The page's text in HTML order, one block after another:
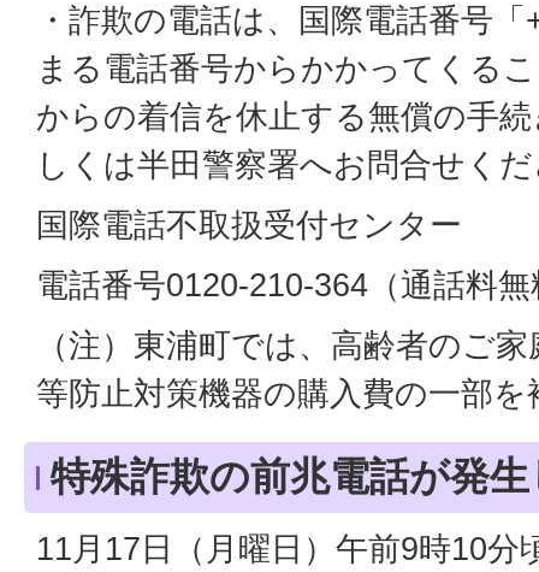
・詐欺の電話は、国際電話番号
まる電話番号からかかってくる
からの着信を休止する無償の手
しくは半田警察署へお問合せく
国際電話不取扱受付センター
電話番号0120-210-364（通話料無
（注）東浦町では、高齢者のご
等防止対策機器の購入費の一部
特殊詐欺の前兆電話が発
11月17日（月曜日）午前9時10分